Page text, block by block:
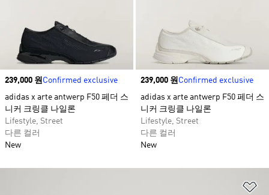
Price
239,000 원Confirmed exclusive
adidas x arte antwerp F50 페더 스
니커 크링클 나일론
Lifestyle, Street
다른 컬러
New
Price
239,000 원Confirmed exclusive
adidas x arte antwerp F50 페더 스
니커 크링클 나일론
Lifestyle, Street
다른 컬러
New